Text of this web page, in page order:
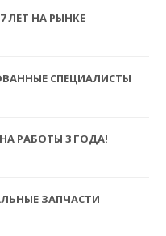
ЛЕТ НА РЫНКЕ
СПЕЦИАЛИСТЫ
РАБОТЫ 3 ГОДА!
ЗАПЧАСТИ